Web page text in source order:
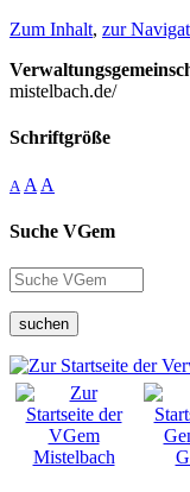
Zum Inhalt, zur
mistelbach.de/
Schriftgröße
A A A
Suche VGem
suchen